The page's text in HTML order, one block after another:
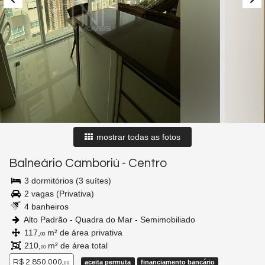
mostrar todas as fotos
Balneário Camboriú - Centro
3 dormitórios (3 suítes)
2 vagas (Privativa)
4 banheiros
Alto Padrão - Quadra do Mar - Semimobiliado
117, 00 m² de área privativa
210, 00 m² de área total
R$ 2.850.000,00 aceita permuta financiamento bancário